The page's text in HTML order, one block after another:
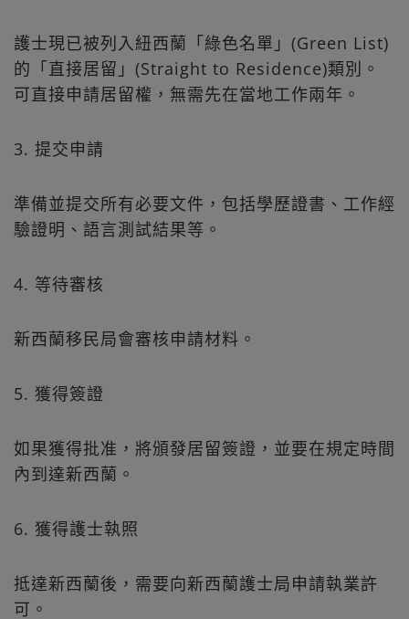
護士現已被列入紐西蘭「綠色名單」(Green List)
的「直接居留」(Straight to Residence)類別。
可直接申請居留權，無需先在當地工作兩年。
3. 提交申請
準備並提交所有必要文件，包括學歷證書、工作經
驗證明、語言測試結果等。
4. 等待審核
新西蘭移民局會審核申請材料。
5. 獲得簽證
如果獲得批准，將頒發居留簽證，並要在規定時間
內到達新西蘭。
6. 獲得護士執照
抵達新西蘭後，需要向新西蘭護士局申請執業許
可。